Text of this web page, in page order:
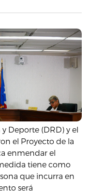
Deporte (DRD) y el
el Proyecto de la
enmendar el
tiene como
que incurra en
será